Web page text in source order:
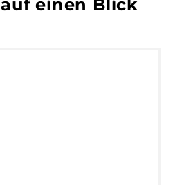
einen Blick